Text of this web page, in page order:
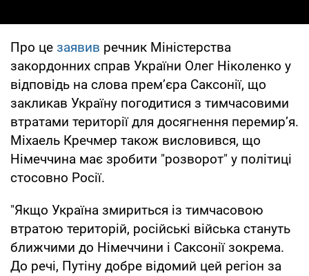
Про це заявив речник Міністерства
закордонних справ України Олег Ніколенко у
відповідь на слова прем’єра Саксонії, що
закликав Україну погодитися з тимчасовими
втратами території для досягнення перемир’я.
Міхаель Кречмер також висловився, що
Німеччина має зробити "розворот" у політиці
стосовно Росії.
"Якщо Україна змириться із тимчасовою
втратою територій, російські війська стануть
ближчими до Німеччини і Саксонії зокрема.
До речі, Путіну добре відомий цей регіон за